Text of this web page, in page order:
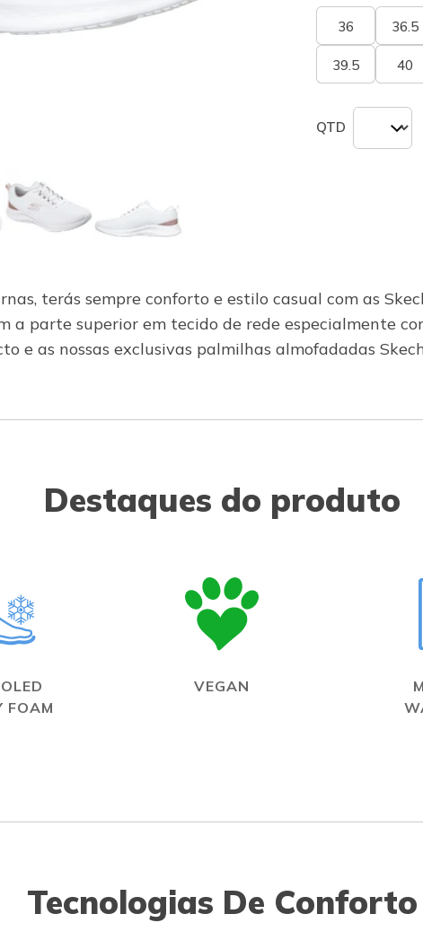
36 36.5
39.5 40
QTD
terás sempre conforto e estilo casual com as
a parte superior em tecido de rede especialmente
e as nossas exclusivas palmilhas almofadadas
Destaques do produto
FOAM
VEGAN
Tecnologias De Conforto